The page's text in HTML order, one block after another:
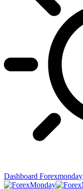
Dashboard Forexmonday